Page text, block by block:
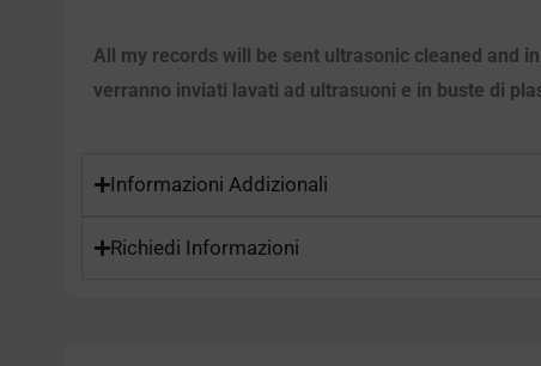
All my records will be sent ultrasonic cleaned and
verranno inviati lavati ad ultrasuoni e in buste di
Informazioni Addizionali
Richiedi Informazioni